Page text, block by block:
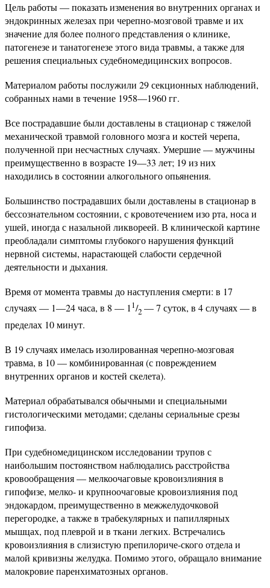
Цель работы — показать изменения во внутренних органах и
эндокринных железах при черепно-мозговой травме и их
значение для более полного представления о клинике,
патогенезе и танатогенезе этого вида травмы, а также для
решения специальных судебномедицинских вопросов.
Материалом работы послужили 29 секционных наблюдений,
собранных нами в течение 1958—1960 гг.
Все пострадавшие были доставлены в стационар с тяжелой
механической травмой головного мозга и костей черепа,
полученной при несчастных случаях. Умершие — мужчины
преимущественно в возрасте 19—33 лет; 19 из них
находились в состоянии алкогольного опьянения.
Большинство пострадавших были доставлены в стационар в
бессознательном состоянии, с кровотечением изо рта, носа и
ушей, иногда с назальной ликвореей. В клинической картине
преобладали симптомы глубокого нарушения функций
нервной системы, нарастающей слабости сердечной
деятельности и дыхания.
Время от момента травмы до наступления смерти: в 17
случаях — 1—24 часа, в 8 — 11/2— 7 суток, в 4 случаях — в
пределах 10 минут.
В 19 случаях имелась изолированная черепно-мозговая
травма, в 10 — комбинированная (с повреждением
внутренних органов и костей скелета).
Материал обрабатывался обычными и специальными
гистологическими методами; сделаны сериальные срезы
гипофиза.
При судебномедицинском исследовании трупов с
наибольшим постоянством наблюдались расстройства
кровообращения — мелкоочаговые кровоизлияния в
гипофизе, мелко- и крупноочаговые кровоизлияния под
эндокардом, преимущественно в межжелудочковой
перегородке, а также в трабекулярных и папиллярных
мышцах, под плеврой и в ткани легких. Встречались
кровоизлияния в слизистую препилориче-ского отдела и
малой кривизны желудка. Помимо этого, обращало внимание
малокровие паренхиматозных органов.